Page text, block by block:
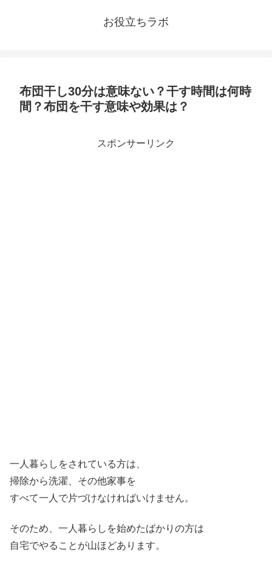
お役立ちラボ
布団干し30分は意味ない？干す時間は何時
間？布団を干す意味や効果は？
スポンサーリンク
一人暮らしをされている方は、
掃除から洗濯、その他家事を
すべて一人で片づけなければいけません。
そのため、一人暮らしを始めたばかりの方は
自宅でやることが山ほどあります。